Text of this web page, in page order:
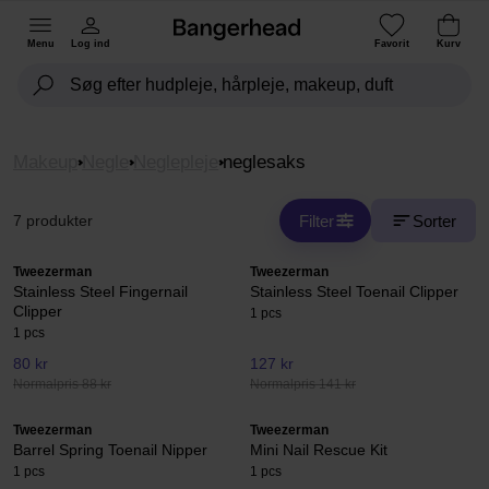
Menu Log ind Favorit Kurv
Negle Neglepleje neglesaks
7 produkter Filter Sorter
Tweezerman
Stainless Steel Fingernail
Clipper
1 pcs
80 kr
Normalpris 88 kr
Tweezerman
Stainless Steel Toenail Clipper
1 pcs
127 kr
Normalpris 141 kr
Tweezerman
Barrel Spring Toenail Nipper
1 pcs
Tweezerman
Mini Nail Rescue Kit
1 pcs